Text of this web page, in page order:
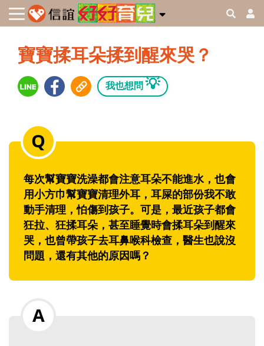
寶寶揉耳朵揉到醒來哭？
我也想問 💡
每次幫寶寶洗澡都會注意耳朵不能進水，也會
用小方巾幫寶寶清理外耳，耳屎的部份我不敢
動手清理，怕傷到孩子。可是，最近孩子都會
狂拉、狂揉耳朵，甚至睡覺時會揉耳朵到醒來
哭，也曾帶孩子去耳鼻喉科檢查，醫生也說沒
問題，還有其他的原因嗎？